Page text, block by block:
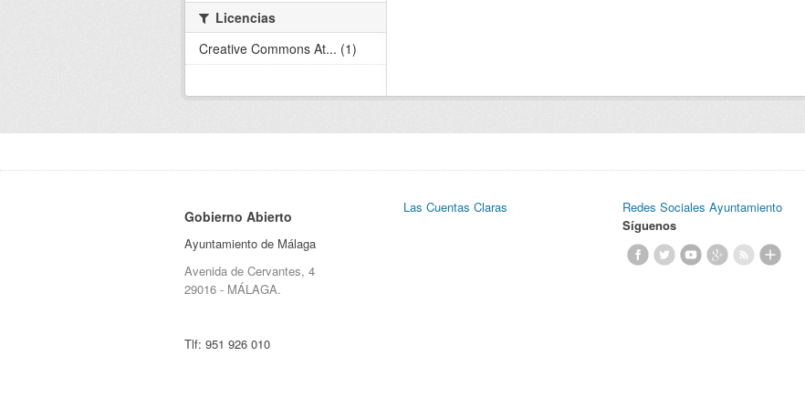
Licencias
Creative Commons At... (1)
Gobierno Abierto
Ayuntamiento de Málaga
Avenida de Cervantes, 4
29016 - MÁLAGA.
Tlf: 951 926 010
Las Cuentas Claras
Redes Sociales Ayuntamiento
Síguenos